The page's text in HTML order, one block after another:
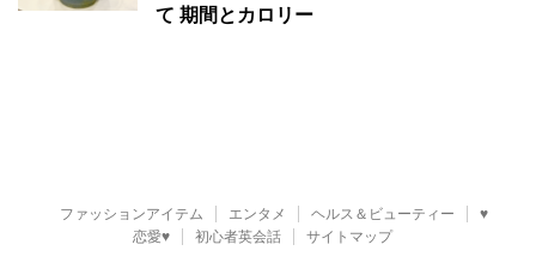
て 期間とカロリー
ファッションアイテム エンタメ ヘルス＆ビューティー
♥
恋愛♥
初心者英会話 サイトマップ